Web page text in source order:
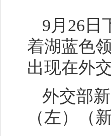
9月26日
着湖蓝色
出现在外
外交部
（左）（